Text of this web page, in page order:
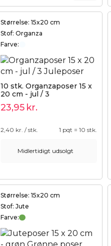
Størrelse: 15x20 cm
Stof: Organza
Farve:
10 stk. Organzaposer 15 x
20 cm - jul / 3
23,95 kr.
2,40 kr. / stk. 1 pqt = 10 stk.
Midlertidigt udsolgt
Størrelse: 15x20 cm
Stof: Jute
Farve: